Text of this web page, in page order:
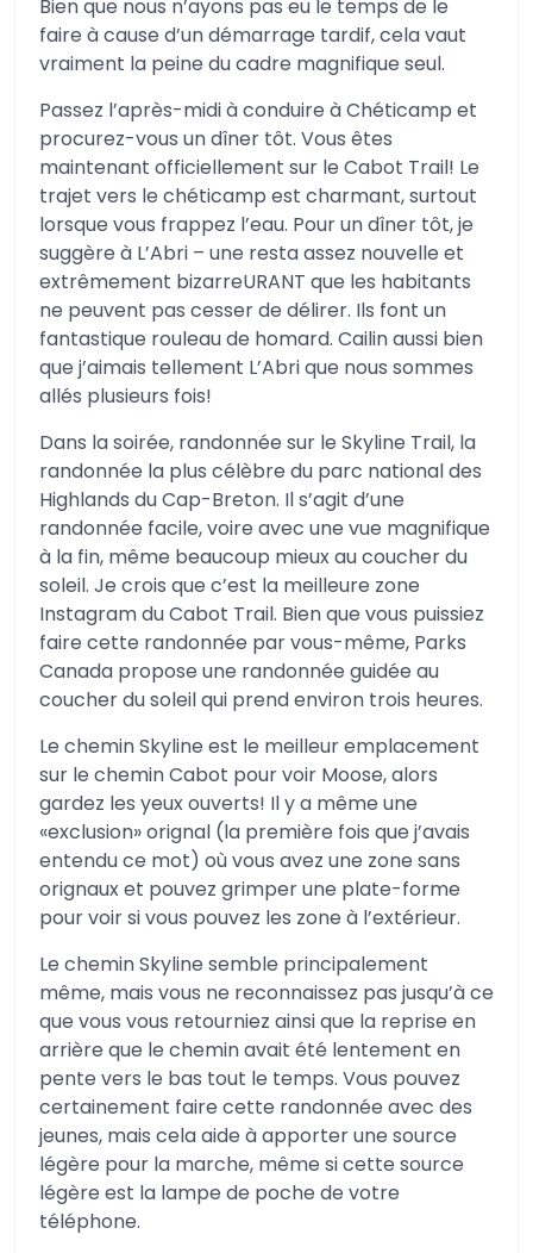
Bien que nous n’ayons pas eu le temps de le
faire à cause d’un démarrage tardif, cela vaut
vraiment la peine du cadre magnifique seul.
Passez l’après-midi à conduire à Chéticamp et
procurez-vous un dîner tôt. Vous êtes
maintenant officiellement sur le Cabot Trail! Le
trajet vers le chéticamp est charmant, surtout
lorsque vous frappez l’eau. Pour un dîner tôt, je
suggère à L’Abri – une resta assez nouvelle et
extrêmement bizarreURANT que les habitants
ne peuvent pas cesser de délirer. Ils font un
fantastique rouleau de homard. Cailin aussi bien
que j’aimais tellement L’Abri que nous sommes
allés plusieurs fois!
Dans la soirée, randonnée sur le Skyline Trail, la
randonnée la plus célèbre du parc national des
Highlands du Cap-Breton. Il s’agit d’une
randonnée facile, voire avec une vue magnifique
à la fin, même beaucoup mieux au coucher du
soleil. Je crois que c’est la meilleure zone
Instagram du Cabot Trail. Bien que vous puissiez
faire cette randonnée par vous-même, Parks
Canada propose une randonnée guidée au
coucher du soleil qui prend environ trois heures.
Le chemin Skyline est le meilleur emplacement
sur le chemin Cabot pour voir Moose, alors
gardez les yeux ouverts! Il y a même une
«exclusion» orignal (la première fois que j’avais
entendu ce mot) où vous avez une zone sans
orignaux et pouvez grimper une plate-forme
pour voir si vous pouvez les zone à l’extérieur.
Le chemin Skyline semble principalement
même, mais vous ne reconnaissez pas jusqu’à ce
que vous vous retourniez ainsi que la reprise en
arrière que le chemin avait été lentement en
pente vers le bas tout le temps. Vous pouvez
certainement faire cette randonnée avec des
jeunes, mais cela aide à apporter une source
légère pour la marche, même si cette source
légère est la lampe de poche de votre
téléphone.